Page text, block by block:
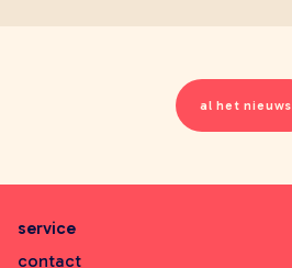
al het nieuws
service
contact